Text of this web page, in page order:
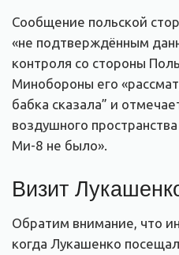
Сообщение польской
«не подтверждённым
контроля со стороны
Минобороны его
бабка сказала” и
воздушного
Ми-8 не было».
Визит
Обратим внимание, что
когда Лукашенко